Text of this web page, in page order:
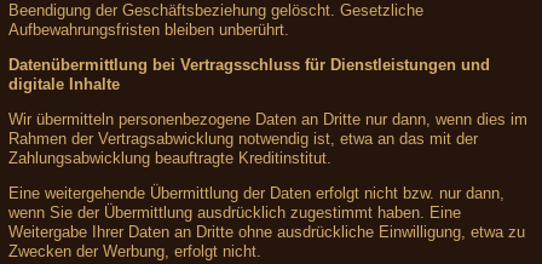
Beendigung der Geschäftsbeziehung gelöscht. Gesetzliche
Aufbewahrungsfristen bleiben unberührt.
Datenübermittlung bei Vertragsschluss für Dienstleistungen und
digitale Inhalte
Wir übermitteln personenbezogene Daten an Dritte nur dann, wenn dies im
Rahmen der Vertragsabwicklung notwendig ist, etwa an das mit der
Zahlungsabwicklung beauftragte Kreditinstitut.
Eine weitergehende Übermittlung der Daten erfolgt nicht bzw. nur dann,
wenn Sie der Übermittlung ausdrücklich zugestimmt haben. Eine
Weitergabe Ihrer Daten an Dritte ohne ausdrückliche Einwilligung, etwa zu
Zwecken der Werbung, erfolgt nicht.